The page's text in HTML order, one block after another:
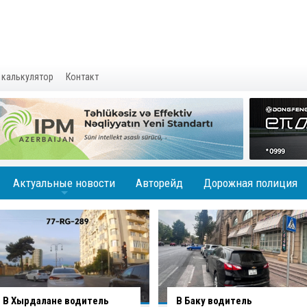
Контакт
Актуальные новости Авторейд Дорожная полиция
В Баку водитель
Вниманию водителей: на